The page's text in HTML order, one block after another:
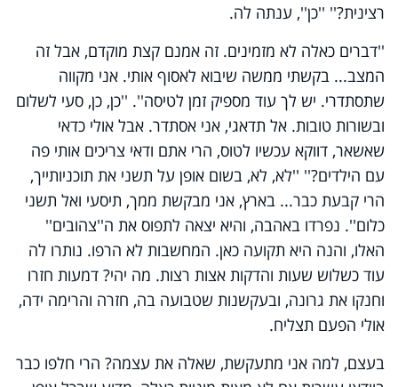
רצינית?'' ''כן'', ענתה לה.
''דברים כאלה לא מזמינים. זה אמנם קצת מוקדם, אבל זה
המצב... בקשתי ממשה שיבוא לאסוף אותי. אני מקווה
שתסתדרי. יש לך עוד מספיק זמן לטיסה''. ''כן, כן, סעי לשלום
ובשורות טובות. אל תדאגי, אני אסתדר. אבל אולי כדאי
שאשאר, דווקא עכשיו לטוס, הרי אתם ודאי צריכים אותי פה
עם הילדים?'' ''לא, לא, בשום אופן על תשני את תוכניותייך,
הרי קבעת כבר... בארץ, אני מבקשת ממך, תיסעי ואל תשני
כלום''. נפרדו באהבה, והיא יצאה לתפוס את ה''צהובים''
האלו, והנה היא תקועה כאן. המחשבות לא הרפו. נותרו לה
עוד כשלוש שעות והדקות אצות רצות. מה יהי? דמעות חזרו
וחנקו את גרונה, ובעקשנות שטבועה בה, חזרה והרימה ידה,
אולי הפעם תצליח.
בעצם, למה אני מתעקשת, שאלה את עצמה? הרי חלפו כבר